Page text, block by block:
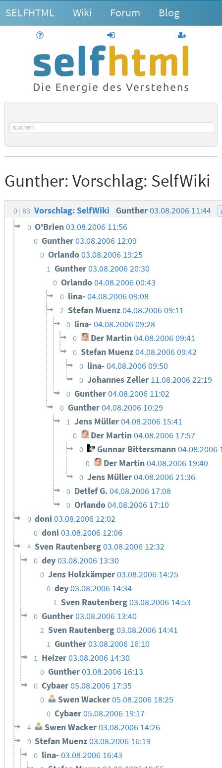
SELFHTML Wiki Forum Blog
anmelden
Suchbegriff
Gunther: Vorschlag: SelfWiki
0 83 Vorschlag: SelfWiki Gunther03.08.2006 11:44
0 O'Brien03.08.2006 11:56
0 Gunther03.08.2006 12:09
0 Orlando03.08.2006 19:25
1 Gunther03.08.2006 20:30
0 Orlando04.08.2006 00:43
0 lina-04.08.2006 09:08
2 Stefan Muenz04.08.2006 09:11
0 lina-04.08.2006 09:28
0 Der Martin04.08.2006 09:41
0 Stefan Muenz04.08.2006 09:42
0 lina-04.08.2006 09:50
0 Johannes Zeller 11.08.2006 22:19
0 Gunther04.08.2006 11:02
0 Gunther04.08.2006 10:29
1 Jens Müller04.08.2006 15:41
0 Der Martin04.08.2006 17:57
0 Gunnar Bittersmann04.08.2006
0 Der Martin04.08.2006 19:40
0 Jens Müller04.08.2006 21:36
0 Detlef G.04.08.2006 17:08
0 Orlando04.08.2006 17:10
0 doni03.08.2006 12:02
0 doni 03.08.2006 12:06
4 Sven Rautenberg03.08.2006 12:32
0 dey03.08.2006 13:30
0 Jens Holzkämper03.08.2006 14:25
0 dey03.08.2006 14:34
1 Sven Rautenberg03.08.2006 14:53
0 Gunther03.08.2006 13:40
2 Sven Rautenberg03.08.2006 14:41
1 Gunther03.08.2006 16:10
1 Heizer03.08.2006 14:30
0 Gunther03.08.2006 16:13
0 Cybaer05.08.2006 17:35
0 Swen Wacker05.08.2006 18:25
0 Cybaer05.08.2006 19:17
4 Swen Wacker03.08.2006 14:26
9 Stefan Muenz03.08.2006 16:19
0 lina-03.08.2006 16:43